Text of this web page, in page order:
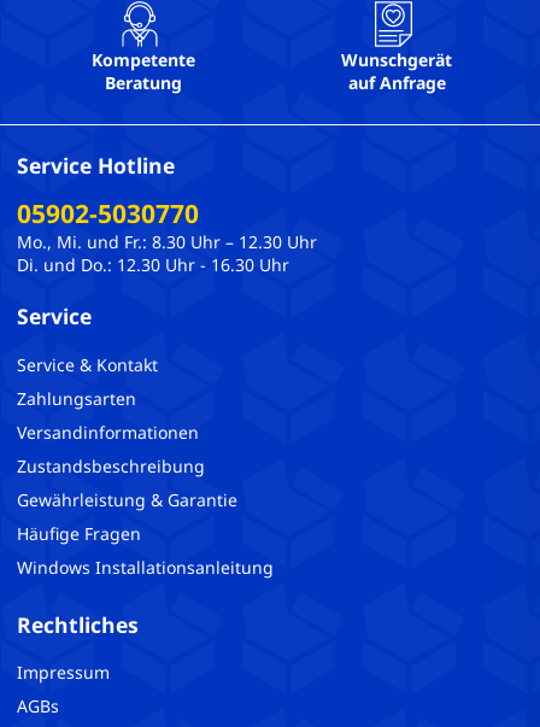
Webcam: Ja
Webcam-Auflösung: 640x480 @ 30 FPS
WLAN: Ja
Kompetente
Beratung
Wunschgerät
auf Anfrage
Service Hotline
05902-5030770
Mo., Mi. und Fr.: 8.30 Uhr – 12.30 Uhr
Di. und Do.: 12.30 Uhr - 16.30 Uhr
Service
Service & Kontakt
Zahlungsarten
Versandinformationen
Zustandsbeschreibung
Gewährleistung & Garantie
Häufige Fragen
Windows Installationsanleitung
Rechtliches
Impressum
AGBs